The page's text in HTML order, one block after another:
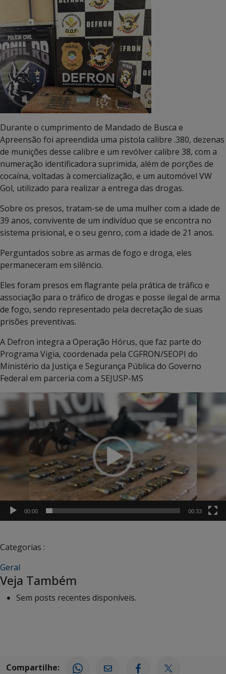
Durante o cumprimento de Mandado de Busca e
Apreensão foi apreendida uma pistola calibre .380, dezenas
de munições desse calibre e um revólver calibre 38, com a
numeração identificadora suprimida, além de porções de
cocaína, voltadas à comercialização, e um automóvel VW
Gol, utilizado para realizar a entrega das drogas.
Sobre os presos, tratam-se de uma mulher com a idade de
39 anos, convivente de um indivíduo que se encontra no
sistema prisional, e o seu genro, com a idade de 21 anos.
Perguntados sobre as armas de fogo e droga, eles
permaneceram em silêncio.
Eles foram presos em flagrante pela prática de tráfico e
associação para o tráfico de drogas e posse ilegal de arma
de fogo, sendo representado pela decretação de suas
prisões preventivas.
A Defron integra a Operação Hórus, que faz parte do
Programa Vigia, coordenada pela CGFRON/SEOPI do
Ministério da Justiça e Segurança Pública do Governo
Federal em parceria com a SEJUSP-MS
Tocador
vídeo
00:00 00:33
Categorias :
Geral
Veja Também
Sem posts recentes disponíveis.
Compartilhe: